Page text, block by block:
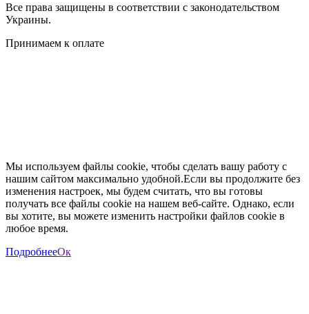
Все права защищены в соответствии с законодательством
Украины.
Принимаем к оплате
Мы используем файлы cookie, чтобы сделать вашу работу с
нашим сайтом максимально удобной.Если вы продолжите без
изменения настроек, мы будем считать, что вы готовы
получать все файлы cookie на нашем веб-сайте. Однако, если
вы хотите, вы можете изменить настройки файлов cookie в
любое время.
ПодробнееОк